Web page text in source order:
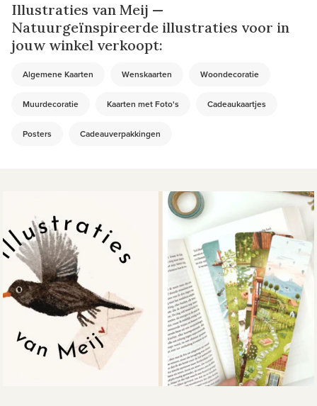
Illustraties van Meij —
Natuurgeïnspireerde illustraties voor in
jouw winkel verkoopt:
Algemene Kaarten Wenskaarten Woondecoratie
Muurdecoratie Kaarten met Foto's Cadeaukaartjes
Posters Cadeauverpakkingen